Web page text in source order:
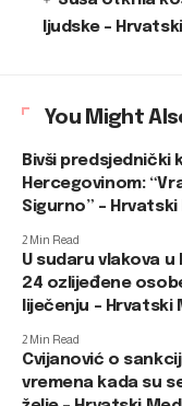
ljudske –
You Might
Bivši predsjednički
Hercegovinom:
Sigurno” –
2 Min Read
U sudaru vlakova
24 ozlijeđene
liječenju – Hrvatski
2 Min Read
Cvijanović o
vremena kada su